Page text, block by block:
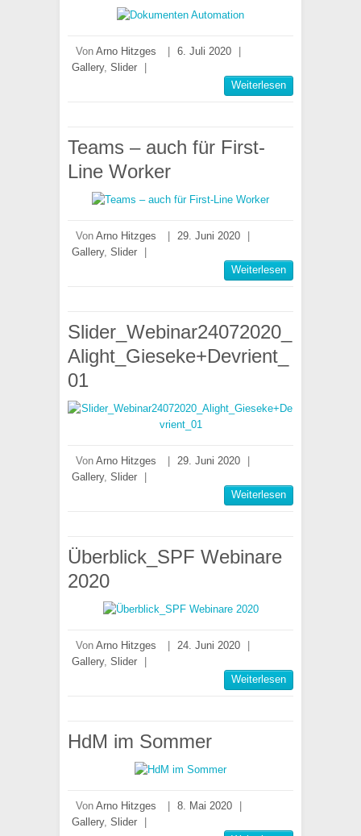
Von Arno Hitzges 6. Juli 2020
Gallery, Slider
Weiterlesen
Teams – auch für First-
Line Worker
Von Arno Hitzges 29. Juni 2020
Gallery, Slider
Weiterlesen
Slider_Webinar24072020_
Alight_Gieseke+Devrient_
01
Von Arno Hitzges 29. Juni 2020
Gallery, Slider
Weiterlesen
Überblick_SPF Webinare
2020
Von Arno Hitzges 24. Juni 2020
Gallery, Slider
Weiterlesen
HdM im Sommer
Von Arno Hitzges 8. Mai 2020
Gallery, Slider